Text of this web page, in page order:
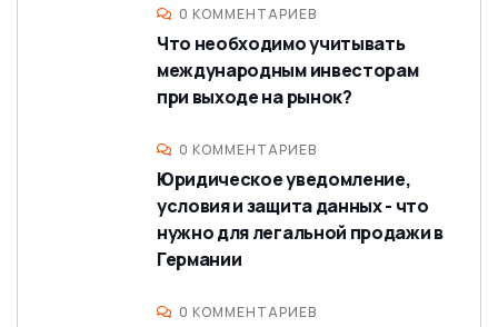
0 КОММЕНТАРИЕВ
Что необходимо учитывать
международным инвесторам
при выходе на рынок?
0 КОММЕНТАРИЕВ
Юридическое уведомление,
условия и защита данных - что
нужно для легальной продажи в
Германии
0 КОММЕНТАРИЕВ